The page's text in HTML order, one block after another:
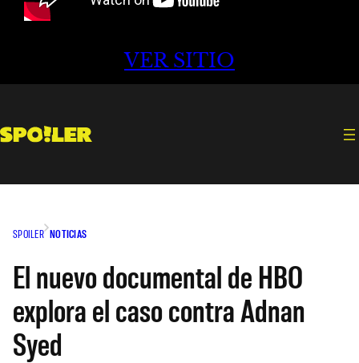
VER SITIO
SPOILER NOTICIAS
El nuevo documental de HBO
explora el caso contra Adnan
Syed